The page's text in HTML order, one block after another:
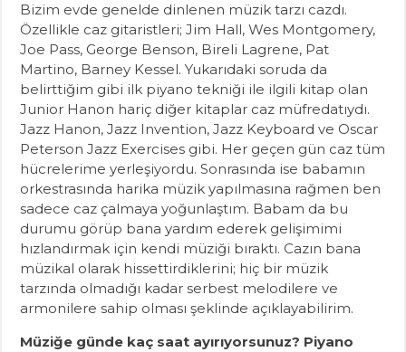
Bizim evde genelde dinlenen müzik tarzı cazdı.
Özellikle caz gitaristleri; Jim Hall, Wes Montgomery,
Joe Pass, George Benson, Bireli Lagrene, Pat
Martino, Barney Kessel. Yukarıdaki soruda da
belirttiğim gibi ilk piyano tekniği ile ilgili kitap olan
Junior Hanon hariç diğer kitaplar caz müfredatıydı.
Jazz Hanon, Jazz Invention, Jazz Keyboard ve Oscar
Peterson Jazz Exercises gibi. Her geçen gün caz tüm
hücrelerime yerleşiyordu. Sonrasında ise babamın
orkestrasında harika müzik yapılmasına rağmen ben
sadece caz çalmaya yoğunlaştım. Babam da bu
durumu görüp bana yardım ederek gelişimimi
hızlandırmak için kendi müziği bıraktı. Cazın bana
müzikal olarak hissettirdiklerini; hiç bir müzik
tarzında olmadığı kadar serbest melodilere ve
armonilere sahip olması şeklinde açıklayabilirim.
Müziğe günde kaç saat ayırıyorsunuz? Piyano